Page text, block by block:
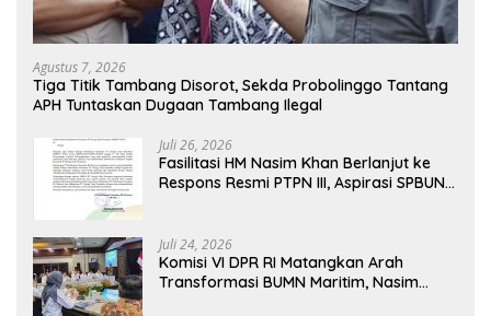
Agustus 7, 2026
Tiga Titik Tambang Disorot, Sekda Probolinggo Tantang
APH Tuntaskan Dugaan Tambang Ilegal
Juli 26, 2026
Fasilitasi HM Nasim Khan Berlanjut ke
Respons Resmi PTPN III, Aspirasi SPBUN
Juli 24, 2026
Komisi VI DPR RI Matangkan Arah
Transformasi BUMN Maritim, Nasim